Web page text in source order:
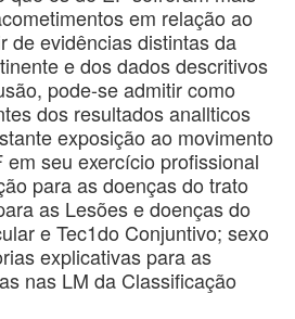
em relação ao
de evidências distintas da
e dos dados descritivos
pode-se admitir como
dos resultados anallticos
exposição ao movimento
seu exercício profissional
para as doenças do trato
as Lesões e doenças do
e Tec1do Conjuntivo; sexo
explicativas para as
nas LM da Classificação